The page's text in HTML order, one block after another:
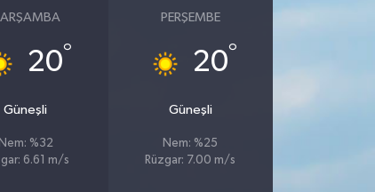
20°
Güneşli
Nem: %32
6.61 m/s
PERŞEMBE
20°
Güneşli
Nem: %25
Rüzgar: 7.00 m/s